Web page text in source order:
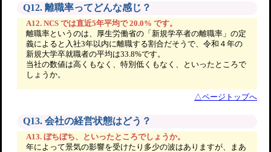
Q12. 離職率ってどんな感じ？
A12. NCS では直近5年平均で 20.0% です。
離職率というのは、厚生労働省の「新規学卒者の離職率」の定
義によると入社3年以内に離職する割合だそうで、令和４年の
新規大学卒就職者の平均は33.8%です。
当社の数値は高くもなく、特別低くもなく、といったところで
しょうか。
△ページトップへ
Q13. 会社の経営状態はどう？
A13. ぼちぼち、といったところでしょうか。
年によって景気の影響を受けたり多少の波はありますが、まあ